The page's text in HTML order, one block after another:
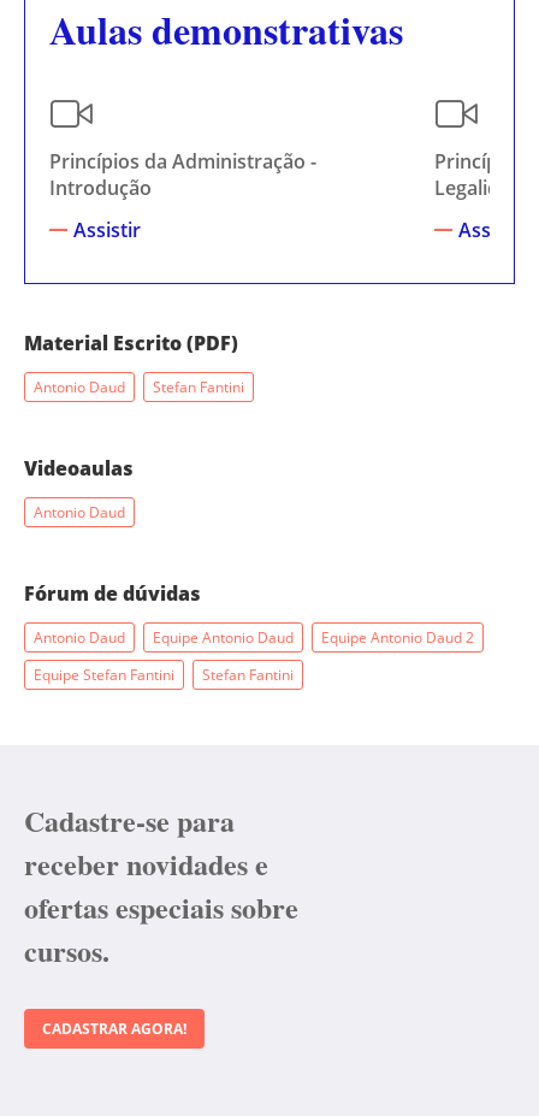
Aulas demonstrativas
Princípios da Administração -
Introdução
Assistir
Princípios
Legalidade
Assistir
Material Escrito (PDF)
Antonio Daud Stefan Fantini
Videoaulas
Antonio Daud
Fórum de dúvidas
Antonio Daud Equipe Antonio Daud
Equipe Antonio Daud 2
Equipe Stefan Fantini
Stefan Fantini
Cadastre-se para
receber novidades e
ofertas especiais sobre
cursos.
CADASTRAR AGORA!